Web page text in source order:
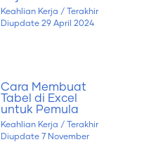
Keahlian Kerja / Terakhir
Diupdate29 April 2024
Cara Membuat
Tabel di Excel
untuk Pemula
Keahlian Kerja / Terakhir
Diupdate7 November